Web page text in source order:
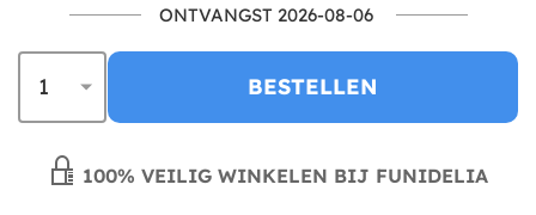
ONTVANGST 2026-08-06
BESTELLEN
100% VEILIG WINKELEN BIJ FUNIDELIA